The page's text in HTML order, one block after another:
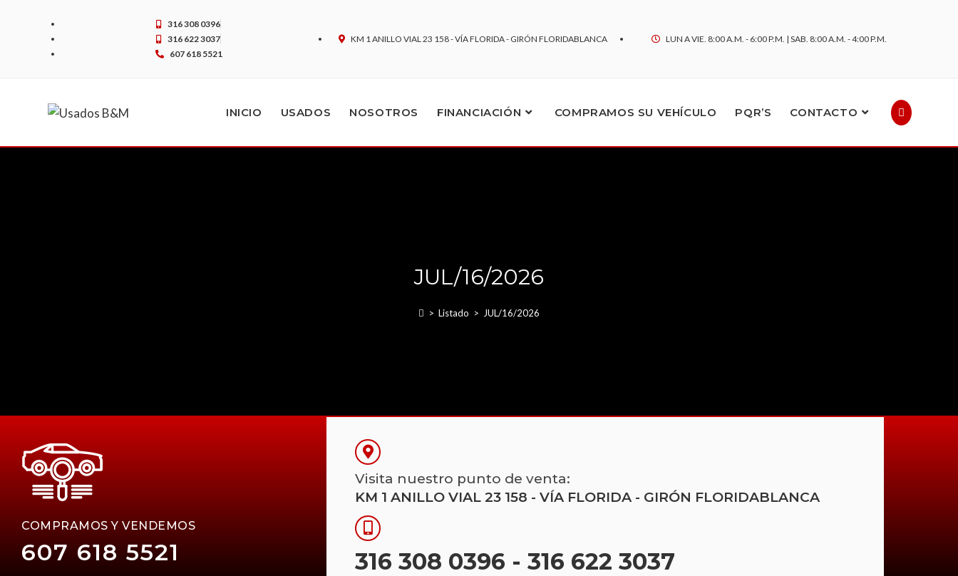
316 308 0396
316 622 3037
607 618 5521
KM 1 ANILLO VIAL 23 158 - VÍA FLORIDA - GIRÓN FLORIDABLANCA LUN A VIE. 8:00 A.M. - 6:00 P.M. | SAB. 8:00 A.M. - 4:00 P.M.
INICIO USADOS NOSOTROS FINANCIACIÓN COMPRAMOS SU VEHÍCULO PQR’S CONTACTO
JUL/16/2026
> Listado > JUL/16/2026
COMPRAMOS Y VENDEMOS
607 618 5521
Visita nuestro punto de venta:
KM 1 ANILLO VIAL 23 158 - VÍA FLORIDA - GIRÓN FLORIDABLANCA
316 308 0396 - 316 622 3037